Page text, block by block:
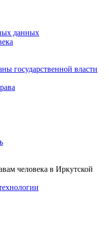
данных
государственной власти
человека в Иркутской